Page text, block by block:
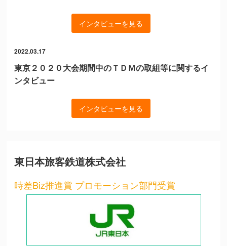
インタビューを見る
2022.03.17
東京２０２０大会期間中のＴＤＭの取組等に関するイ
ンタビュー
インタビューを見る
東日本旅客鉄道株式会社
時差Biz推進賞 プロモーション部門受賞